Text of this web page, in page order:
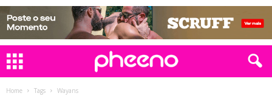
Home Tags Wayans